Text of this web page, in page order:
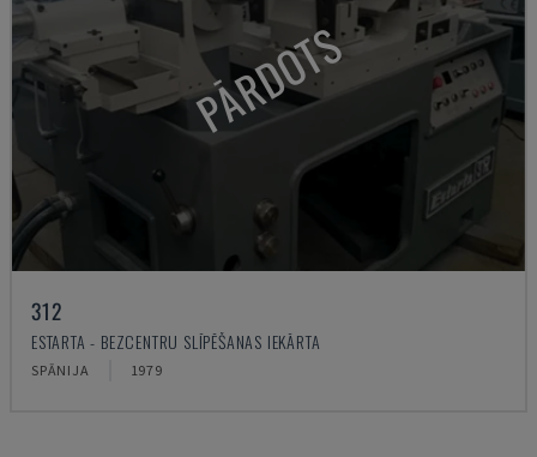
PĀRDOTS
312
ESTARTA - BEZCENTRU SLĪPĒŠANAS IEKĀRTA
SPĀNIJA 1979